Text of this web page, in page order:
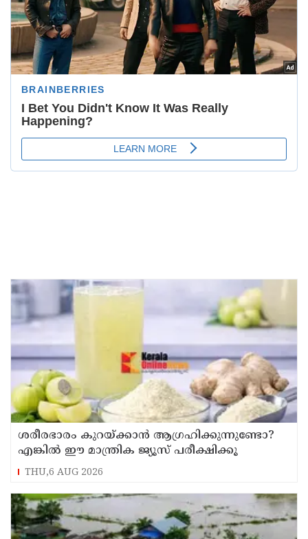
ശരീരഭാരം കുറയ്ക്കാൻ ആഗ്രഹിക്കുന്നുണ്ടോ?
എങ്കിൽ ഈ മാന്ത്രിക ജ്യൂസ് പരീക്ഷിക്കൂ
THU,6 AUG 2026